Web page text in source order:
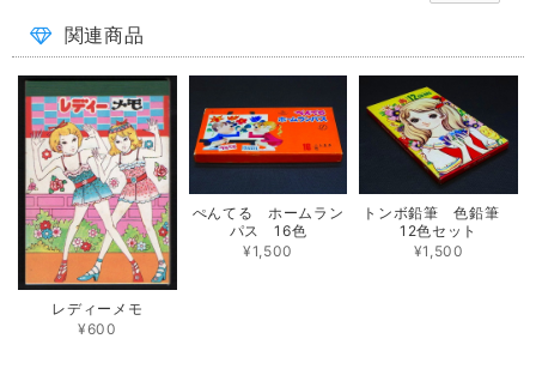
関連商品
レディーメモ
¥600
ぺんてる ホームラン
パス 16色
¥1,500
トンボ鉛筆 色鉛筆
12色セット
¥1,500